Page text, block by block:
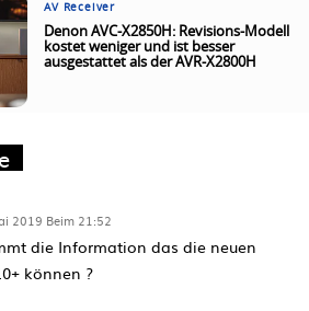
AV Receiver
Denon AVC-X2850H: Revisions-Modell
kostet weniger und ist besser
ausgestattet als der AVR-X2800H
2019 Beim 21:52
die Information das die neuen
können ?